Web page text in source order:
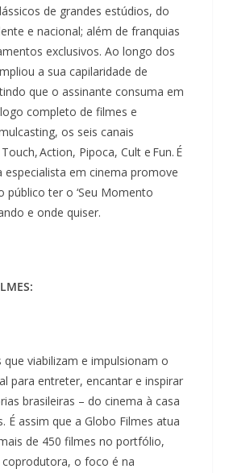
de grandes estúdios, do
e nacional; além de franquias
exclusivos. Ao longo dos
a sua capilaridade de
que o assinante consuma em
completo de filmes e
os seis canais
Action, Pipoca, Cult e Fun. É
especialista em cinema promove
público ter o ‘Seu Momento
e onde quiser.
que viabilizam e impulsionam o
para entreter, encantar e inspirar
brasileiras – do cinema à casa
É assim que a Globo Filmes atua
de 450 filmes no portfólio,
o foco é na